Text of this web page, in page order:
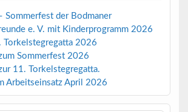
Sommerfest der Bodmaner
e. V. mit Kinderprogramm 2026
Torkelstegregatta 2026
Sommerfest 2026
11. Torkelstegregatta.
Arbeitseinsatz April 2026